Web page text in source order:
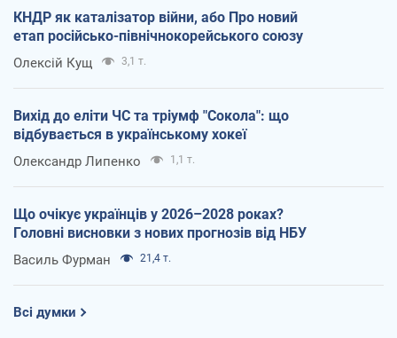
КНДР як каталізатор війни, або Про новий
етап російсько-північнокорейського союзу
Олексій Кущ 3,1 т.
Вихід до еліти ЧС та тріумф "Сокола": що
відбувається в українському хокеї
Олександр Липенко 1,1 т.
Що очікує українців у 2026–2028 роках?
Головні висновки з нових прогнозів від НБУ
Василь Фурман 21,4 т.
Всі думки